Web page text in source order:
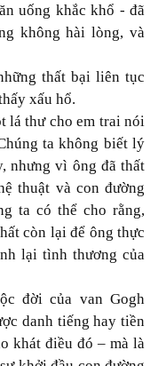
uống khắc khổ - đã
không hài lòng, và
thất bại liên tục
xấu hổ.
lá thư cho em trai nói
ta không biết lý
nhưng vì ông đã thất
thuật và con đường
ta có thể cho rằng,
còn lại để ông thực
lại tình thương của
đời của van Gogh
danh tiếng hay tiền
khát điều đó – mà là